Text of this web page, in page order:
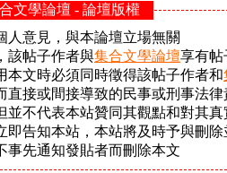
文學論壇 - 論壇版權
人意見，與本論壇立場無關
該帖子作者與集合文學論壇享有帖
本文時必須同時徵得該帖子作者和
直接或間接導致的民事或刑事法律
並不代表本站贊同其觀點和對其
即告知本站，本站將及時予與刪
事先通知發貼者而刪除本文